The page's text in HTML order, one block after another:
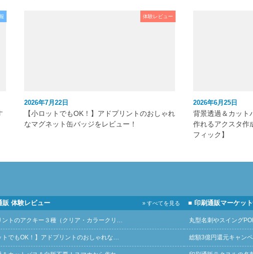
体験レビュー
2026年7月22日
【小ロットでもOK！】アドプリントのおしゃれ
なマグネット缶バッジをレビュー！
2026年6月25日
背景透過＆カット
作れるアクスタ作
フィック】
販 体験レビュー » すべてを見る
ントのアクキー３種（クリア・カラークリ…
トでもOK！】アドプリントのおしゃれな…
■ 印刷通販マーケッ
丸型名刺やスイング
総額3億円還元キャン